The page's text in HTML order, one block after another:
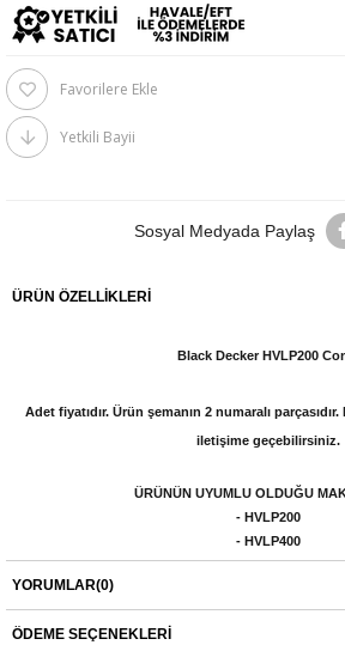
Favorilere Ekle
Yetkili Bayii
Sosyal Medyada Paylaş
ÜRÜN ÖZELLIKLERI
Black Decker HVLP200
Adet fiyatıdır. Ürün şemanın 2 numaralı
iletişime geçebilirsiniz.
ÜRÜNÜN UYUMLU OLDUĞU
- HVLP200
- HVLP400
-BDPS200
-BDPS600
YORUMLAR(0)
ÖDEME SEÇENEKLERI